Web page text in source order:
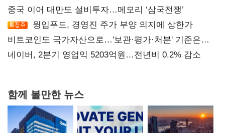
중국 이어 대만도 설비투자…메모리 ‘삼국전쟁’
윙입푸드, 경영진 주가 부양 의지에 상한가
비트코인도 국가자산으로…'보관·평가·처분' 기준은
숙제
네이버, 2분기 영업익 5203억원…전년비 0.2% 감소
함께 볼만한 뉴스